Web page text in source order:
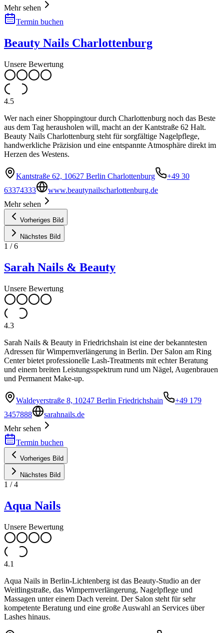
Mehr sehen
Termin buchen
Beauty Nails Charlottenburg
Unsere Bewertung
4.5
Wer nach einer Shoppingtour durch Charlottenburg noch das Beste
aus dem Tag herausholen will, macht an der Kantstraße 62 Halt.
Beauty Nails Charlottenburg steht für sorgfältige Nagelpflege,
handwerkliche Präzision und eine entspannte Atmosphäre direkt im
Herzen des Westens.
Kantstraße 62, 10627 Berlin Charlottenburg
+49 30
63374333
www.beautynailscharlottenburg.de
Mehr sehen
Vorheriges Bild
Nächstes Bild
1 /6
Sarah Nails & Beauty
Unsere Bewertung
4.3
Sarah Nails & Beauty in Friedrichshain ist eine der bekanntesten
Adressen für Wimpernverlängerung in Berlin. Der Salon am Ring
Center bietet professionelle Lash-Treatments mit echter Beratung
und einem breiten Leistungsspektrum rund um Nägel, Augenbrauen
und Permanent Make-up.
Waldeyerstraße 8, 10247 Berlin Friedrichshain
+49 179
3457888
sarahnails.de
Mehr sehen
Termin buchen
Vorheriges Bild
Nächstes Bild
1 /4
Aqua Nails
Unsere Bewertung
4.1
Aqua Nails in Berlin-Lichtenberg ist das Beauty-Studio an der
Weitlingstraße, das Wimpernverlängerung, Nagelpflege und
Massagen unter einem Dach vereint. Der Salon steht für sehr
kompetente Beratung und eine große Auswahl an Services über
Lashes hinaus.